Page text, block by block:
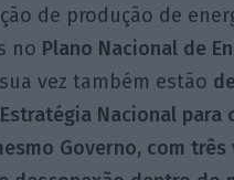
de produção de
no Plano Nacional de
vez também estão
Nacional para
Governo, com